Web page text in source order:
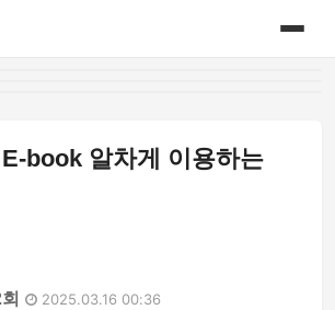
book 알차게 이용하는
2025.03.16 00:36